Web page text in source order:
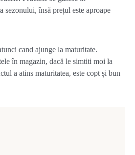
sezonului, însă prețul este aproape
cand ajunge la maturitate.
în magazin, dacă le simtiti moi la
a atins maturitatea, este copt și bun